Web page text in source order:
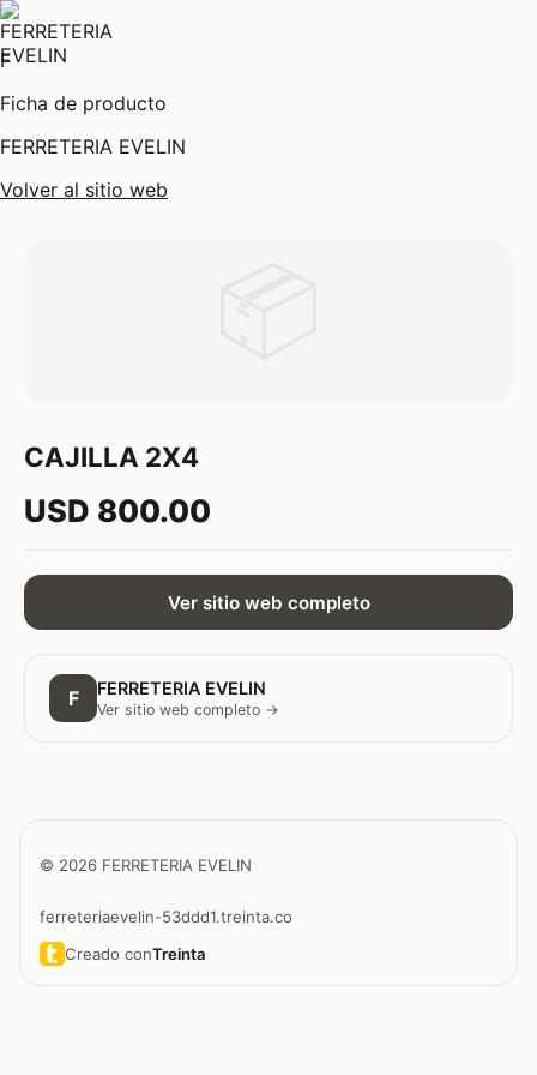
F
Ficha de producto
FERRETERIA EVELIN
Volver al sitio web
CAJILLA 2X4
USD 800.00
Ver sitio web completo
F FERRETERIA EVELIN
Ver sitio web completo →
© 2026 FERRETERIA EVELIN
ferreteriaevelin-53ddd1.treinta.co
Creado conTreinta